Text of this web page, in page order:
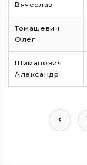
Вячеслав
Томашевич
Олег
Шиманович
Александр